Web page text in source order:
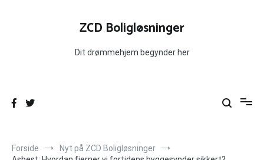
ZCD Boligløsninger
Dit drømmehjem begynder her
Forside
Nyt på ZCD Boligløsninger